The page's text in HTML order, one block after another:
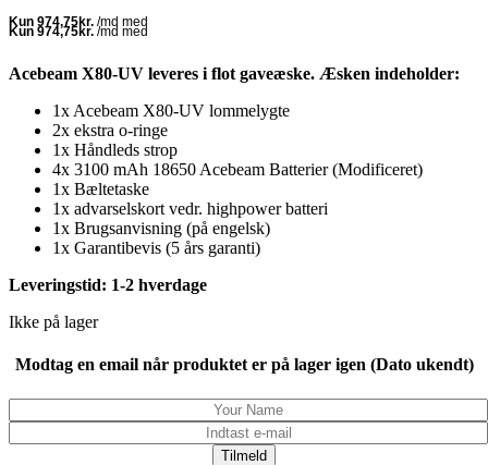
pris
var:
Acebeam X80-UV leveres i flot gaveæske. Æsken indeholder:
1x Acebeam X80-UV lommelygte
2x ekstra o-ringe
1x Håndleds strop
4x 3100 mAh 18650 Acebeam Batterier (Modificeret)
1x Bæltetaske
1x advarselskort vedr. highpower batteri
1x Brugsanvisning (på engelsk)
1x Garantibevis (5 års garanti)
Leveringstid: 1-2 hverdage
Ikke på lager
Modtag en email når produktet er på lager igen (Dato ukendt)
Tilmeld